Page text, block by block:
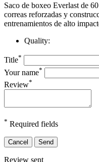
Saco de boxeo Everlast de
correas reforzadas y
entrenamientos de alto
Quality:
Title*
Your name*
Review*
* Required fields
Cancel Send
Review sent